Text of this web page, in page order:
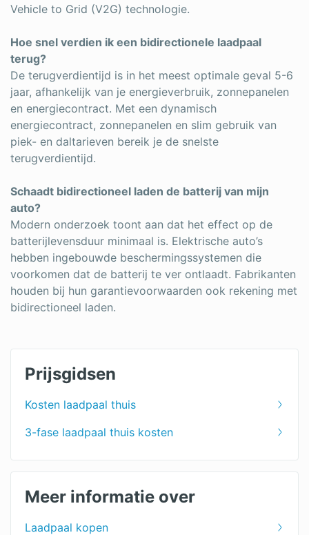
Vehicle to Grid (V2G) technologie.
Hoe snel verdien ik een bidirectionele laadpaal
terug?
De terugverdientijd is in het meest optimale geval 5-6
jaar, afhankelijk van je energieverbruik, zonnepanelen
en energiecontract. Met een dynamisch
energiecontract, zonnepanelen en slim gebruik van
piek- en daltarieven bereik je de snelste
terugverdientijd.
Schaadt bidirectioneel laden de batterij van mijn
auto?
Modern onderzoek toont aan dat het effect op de
batterijlevensduur minimaal is. Elektrische auto’s
hebben ingebouwde beschermingssystemen die
voorkomen dat de batterij te ver ontlaadt. Fabrikanten
houden bij hun garantievoorwaarden ook rekening met
bidirectioneel laden.
Prijsgidsen
Kosten laadpaal thuis
3-fase laadpaal thuis kosten
Meer informatie over
Laadpaal kopen